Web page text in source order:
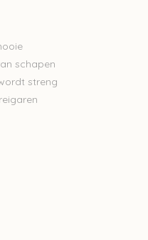
schapen
streng